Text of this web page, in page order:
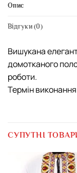
Опис
Відгуки (0)
Вишукана
домотканого
роботи.
Термін
СУПУТНІ